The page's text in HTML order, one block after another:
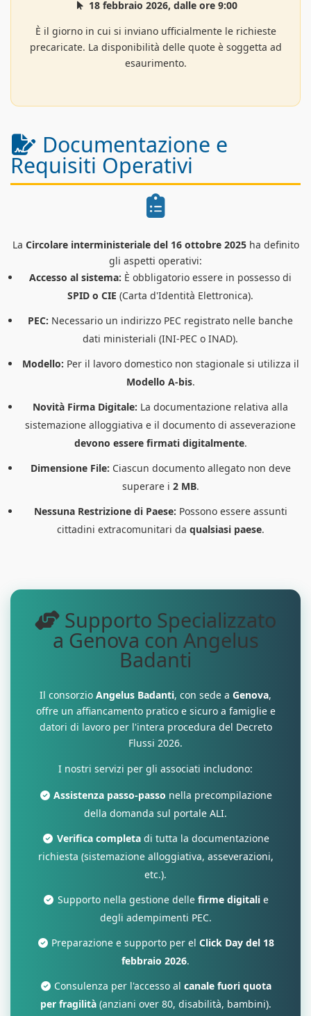
18 febbraio 2026, dalle ore 9:00
È il giorno in cui si inviano ufficialmente le richieste
precaricate. La disponibilità delle quote è soggetta ad
esaurimento.
Documentazione e
Requisiti Operativi
La Circolare interministeriale del 16 ottobre 2025ha definito
gli aspetti operativi:
Accesso al sistema: È obbligatorio essere in possesso di
SPID o CIE (Carta d'Identità Elettronica).
PEC: Necessario un indirizzo PEC registrato nelle banche
dati ministeriali (INI-PEC o INAD).
Modello: Per il lavoro domestico non stagionale si utilizza il
Modello A-bis.
Novità Firma Digitale: La documentazione relativa alla
sistemazione alloggiativa e il documento di asseverazione
devono essere firmati digitalmente.
Dimensione File: Ciascun documento allegato non deve
superare i 2 MB.
Nessuna Restrizione di Paese: Possono essere assunti
cittadini extracomunitari da qualsiasi paese.
Supporto Specializzato
a Genova con Angelus
Badanti
Il consorzio Angelus Badanti, con sede a Genova,
offre un affiancamento pratico e sicuro a famiglie e
datori di lavoro per l'intera procedura del Decreto
Flussi 2026.
I nostri servizi per gli associati includono:
Assistenza passo-passo nella precompilazione
della domanda sul portale ALI.
Verifica completadi tutta la documentazione
richiesta (sistemazione alloggiativa, asseverazioni,
etc.).
Supporto nella gestione delle firme digitalie
degli adempimenti PEC.
Preparazione e supporto per elClick Day del 18
febbraio 2026.
Consulenza per l'accesso alcanale fuori quota
per fragilità(anziani over 80, disabilità, bambini).